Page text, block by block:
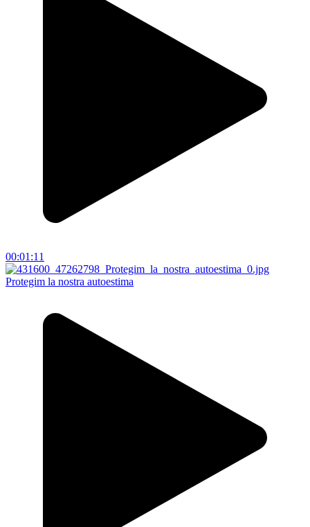
00:01:11
Protegim la nostra autoestima